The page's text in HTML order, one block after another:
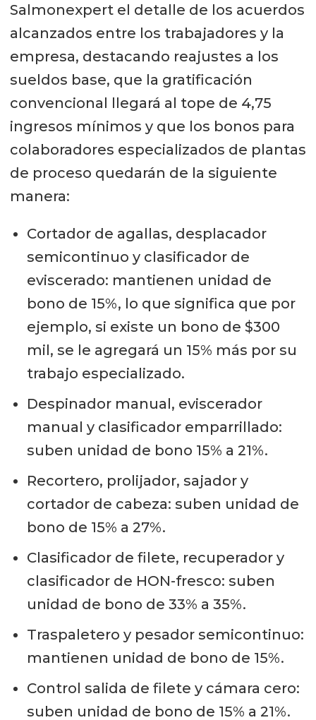
Salmonexpert el detalle de los acuerdos
alcanzados entre los trabajadores y la
empresa, destacando reajustes a los
sueldos base, que la gratificación
convencional llegará al tope de 4,75
ingresos mínimos y que los bonos para
colaboradores especializados de plantas
de proceso quedarán de la siguiente
manera:
Cortador de agallas, desplacador
semicontinuo y clasificador de
eviscerado: mantienen unidad de
bono de 15%, lo que significa que por
ejemplo, si existe un bono de $300
mil, se le agregará un 15% más por su
trabajo especializado.
Despinador manual, eviscerador
manual y clasificador emparrillado:
suben unidad de bono 15% a 21%.
Recortero, prolijador, sajador y
cortador de cabeza: suben unidad de
bono de 15% a 27%.
Clasificador de filete, recuperador y
clasificador de HON-fresco: suben
unidad de bono de 33% a 35%.
Traspaletero y pesador semicontinuo:
mantienen unidad de bono de 15%.
Control salida de filete y cámara cero:
suben unidad de bono de 15% a 21%.